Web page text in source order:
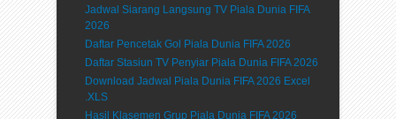
Jadwal Siarang Langsung TV Piala Dunia FIFA
2026
Daftar Pencetak Gol Piala Dunia FIFA 2026
Daftar Stasiun TV Penyiar Piala Dunia FIFA 2026
Download Jadwal Piala Dunia FIFA 2026 Excel
.XLS
Hasil Klasemen Grup Piala Dunia FIFA 2026